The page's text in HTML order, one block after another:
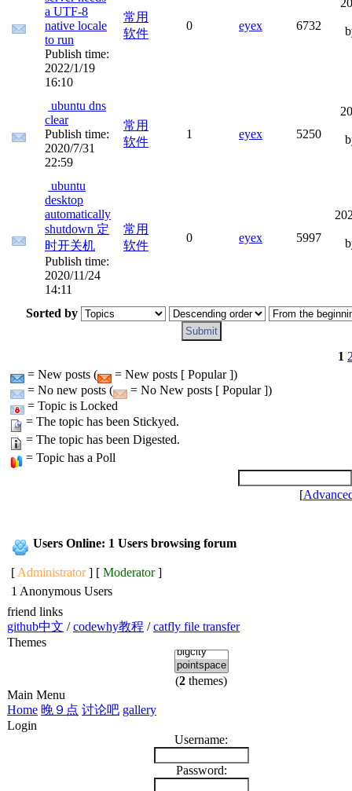
a UTF-8
native locale
to run
Publish time:
2022/1/19
16:10
常用
软件
0 eyex 6732
ubuntu dns
clear
Publish time:
2020/7/31
22:59
常用
软件
1 eyex 5250
ubuntu
desktop
automatically
shutdown 定
时开关机
Publish time:
2020/11/24
14:11
常用
软件
0 eyex 5997
Sorted by
1
= New posts (
= New posts [ Popular ])
= No new posts (
= No New posts [ Popular ])
= Topic is Locked
= The topic has been Stickyed.
= The topic has been Digested.
= Topic has a Poll
[
Users Online: 1 Users browsing forum
[ Administrator] [ Moderator]
1 Anonymous Users
friend links
github中文 /codewhy教程 /catfly file transfer
Themes
(2 themes)
Main Menu
Home 晚９点 讨论吧 gallery
Login
Username:
Password: